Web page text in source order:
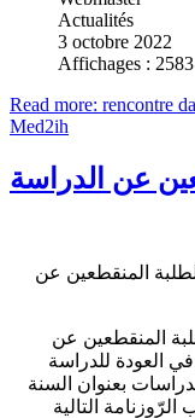
Actualités
3 octobre 2022
Affichages : 2583
Read more: rencontre
Med2ih
عن الدراسة
المنقطعين عن
المنقطعين عن
في العودة للدراسة
بعنوان السنة